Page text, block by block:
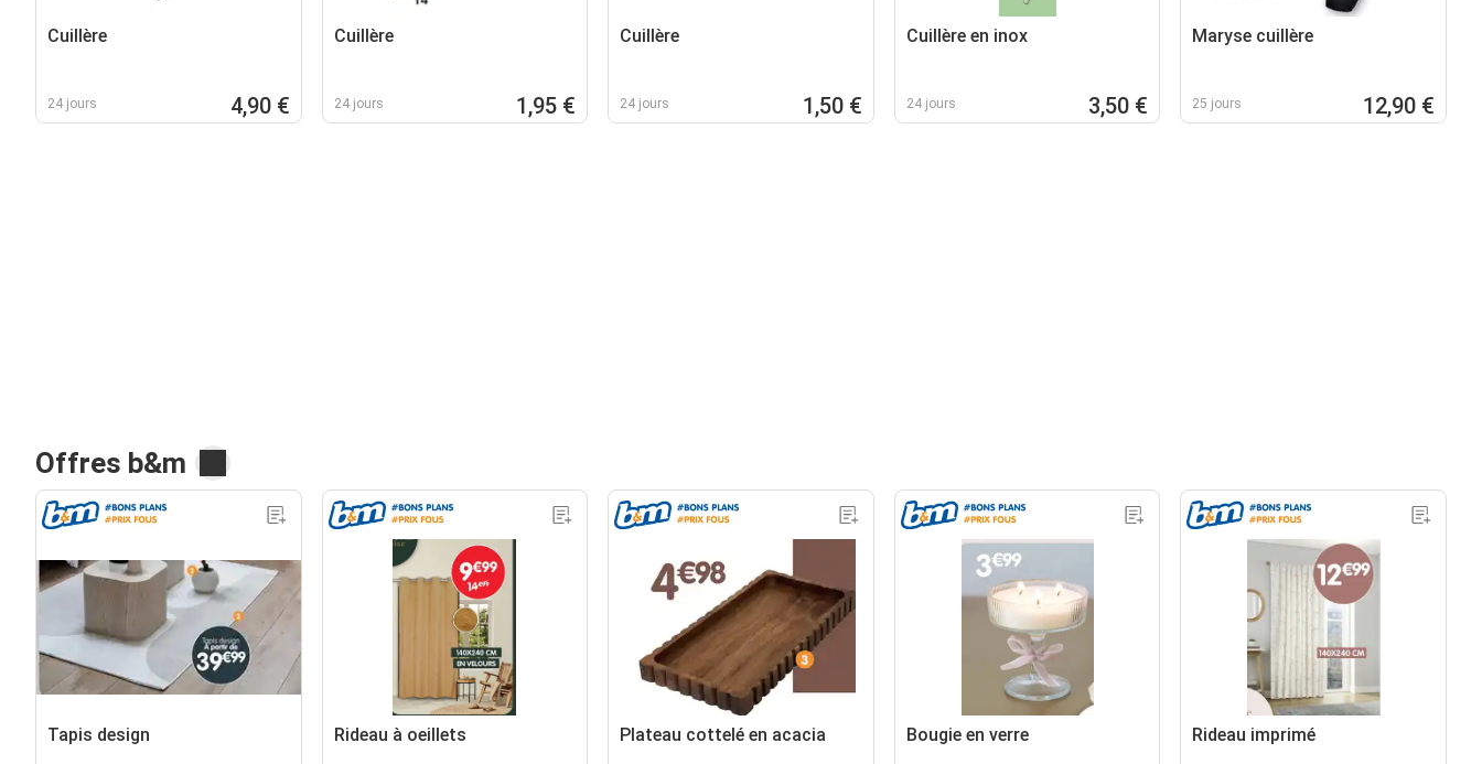
Cuillère
24 jours 4,90 €
Cuillère
24 jours 1,95 €
Cuillère
24 jours 1,50 €
Cuillère en inox
24 jours 3,50 €
Maryse cuillère
25 jours 12,90 €
Offres b&m
Tapis design Rideau à oeillets Plateau cottelé en acacia Bougie en verre Rideau imprimé